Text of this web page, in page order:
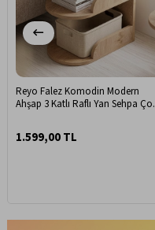
Reyo Falez Komodin Modern
Ahşap 3 Katlı Raflı Yan Sehpa Çok
1.599,00 TL